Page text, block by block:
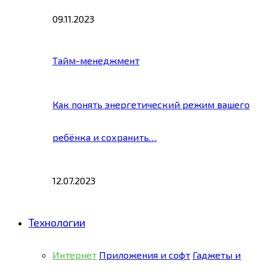
09.11.2023
Тайм-менеджмент
Как понять энергетический режим вашего
ребёнка и сохранить…
12.07.2023
Технологии
Интернет Приложения и софт Гаджеты и